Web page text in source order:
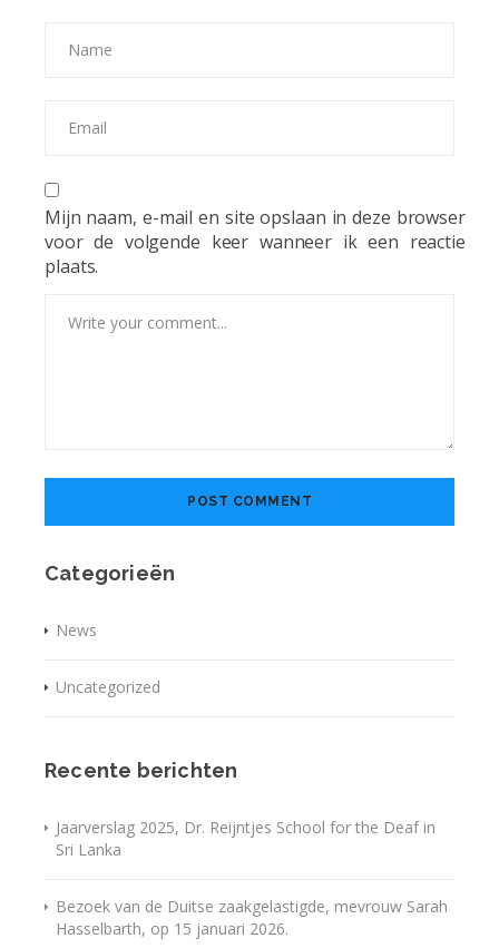
Mijn naam, e-mail en site opslaan in deze browser
voor de volgende keer wanneer ik een reactie
plaats.
Categorieën
News
Uncategorized
Recente berichten
Jaarverslag 2025, Dr. Reijntjes School for the Deaf in
Sri Lanka
Bezoek van de Duitse zaakgelastigde, mevrouw Sarah
Hasselbarth, op 15 januari 2026.